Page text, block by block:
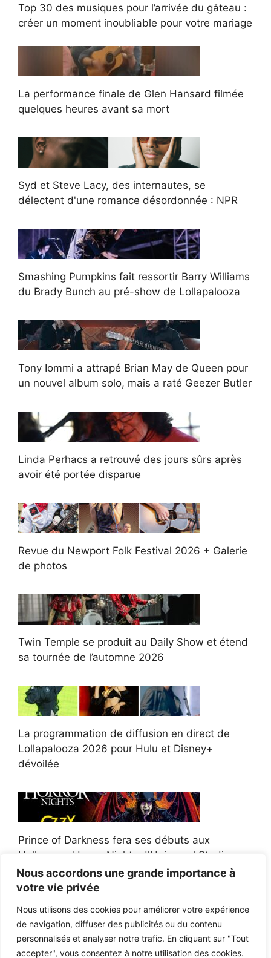
Nous accordons une grande importance à
votre vie privée
Nous utilisons des cookies pour améliorer votre expérience
de navigation, diffuser des publicités ou du contenu
personnalisés et analyser notre trafic. En cliquant sur "Tout
accepter", vous consentez à notre utilisation des cookies.
Top 30 des musiques pour l’arrivée du gâteau :
créer un moment inoubliable pour votre mariage
La performance finale de Glen Hansard filmée
quelques heures avant sa mort
Syd et Steve Lacy, des internautes, se
délectent d'une romance désordonnée : NPR
Smashing Pumpkins fait ressortir Barry Williams
du Brady Bunch au pré-show de Lollapalooza
Tony Iommi a attrapé Brian May de Queen pour
un nouvel album solo, mais a raté Geezer Butler
Linda Perhacs a retrouvé des jours sûrs après
avoir été portée disparue
Revue du Newport Folk Festival 2026 + Galerie
de photos
Twin Temple se produit au Daily Show et étend
sa tournée de l’automne 2026
La programmation de diffusion en direct de
Lollapalooza 2026 pour Hulu et Disney+
dévoilée
Prince of Darkness fera ses débuts aux
Halloween Horror Nights d'Universal Studios
Afroman poursuit un policier de l'Ohio après la
victoire du jury en diffamation